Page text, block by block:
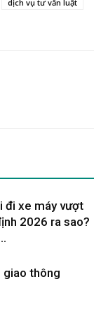
dịch vụ tư vấn luật
đi xe máy vượt
2026 ra sao?
giao thông